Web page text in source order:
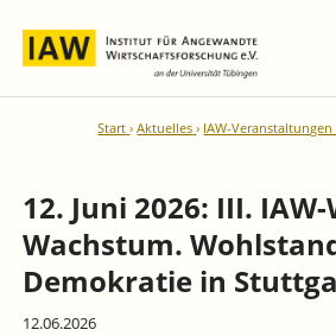
Start Aktuelles IAW-
12. Juni 2026: III.
Wachstum.
Demokratie in
12.06.2026